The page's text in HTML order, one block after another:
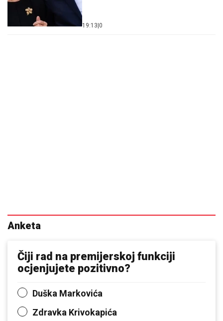
19:13 0
Anketa
Čiji rad na premijerskoj funkciji
ocjenjujete pozitivno?
Duška Markovića
Zdravka Krivokapića